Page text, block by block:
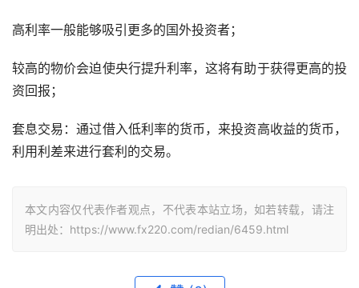
高利率一般能够吸引更多的国外投资者；
较高的物价会迫使央行提升利率，这将有助于获得更高的投
资回报；
套息交易：通过借入低利率的货币，来投资高收益的货币，
利用利差来进行套利的交易。
本文内容仅代表作者观点，不代表本站立场，如若转载，请注
明出处：https://www.fx220.com/redian/6459.html